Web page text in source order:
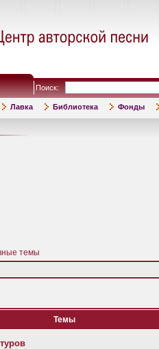
Поиск:
Лавка Библиотека Фонды
темы
Темы